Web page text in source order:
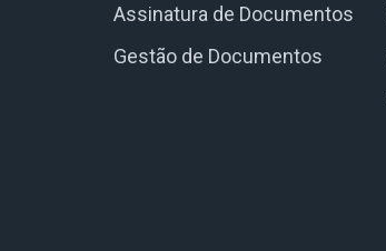
Assinatura de Documentos
Gestão de Documentos